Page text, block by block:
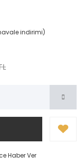
indirimi)
Haber Ver